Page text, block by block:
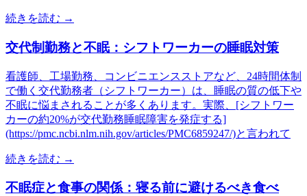
続きを読む →
交代制勤務と不眠：シフトワーカーの睡眠対策
看護師、工場勤務、コンビニエンスストアなど、24時間体制
で働く交代勤務者（シフトワーカー）は、睡眠の質の低下や
不眠に悩まされることが多くあります。実際、[シフトワー
カーの約20%が交代勤務睡眠障害を発症する]
(https://pmc.ncbi.nlm.nih.gov/articles/PMC6859247/)と言われて
続きを読む →
不眠症と食事の関係：寝る前に避けるべき食べ